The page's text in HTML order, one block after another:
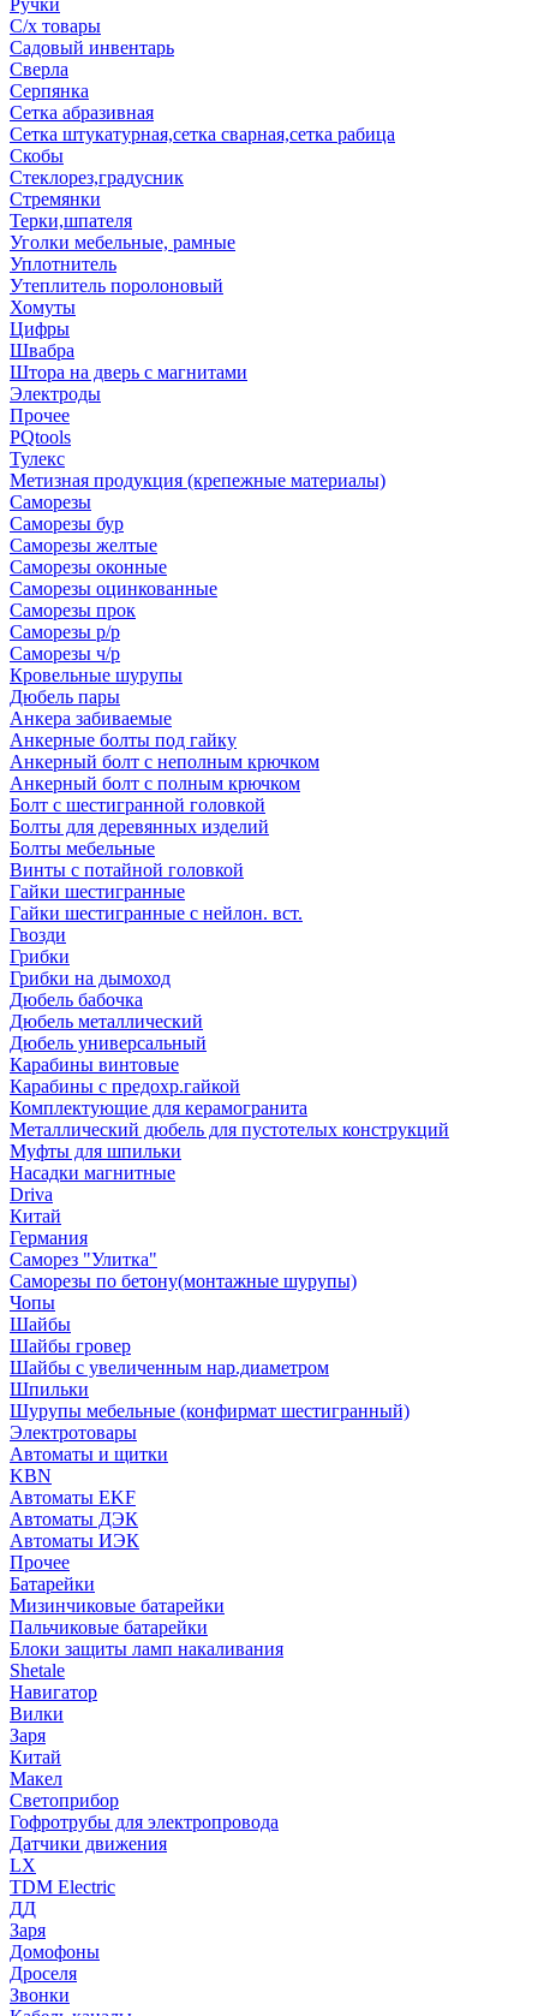
Ручки
С/х товары
Садовый инвентарь
Сверла
Серпянка
Сетка абразивная
Сетка штукатурная,сетка сварная,сетка рабица
Скобы
Стеклорез,градусник
Стремянки
Терки,шпателя
Уголки мебельные, рамные
Уплотнитель
Утеплитель поролоновый
Хомуты
Цифры
Швабра
Штора на дверь с магнитами
Электроды
Прочее
PQtools
Тулекс
Метизная продукция (крепежные материалы)
Саморезы
Саморезы бур
Саморезы желтые
Саморезы оконные
Саморезы оцинкованные
Саморезы прок
Саморезы р/р
Саморезы ч/р
Кровельные шурупы
Дюбель пары
Анкера забиваемые
Анкерные болты под гайку
Анкерный болт с неполным крючком
Анкерный болт с полным крючком
Болт с шестигранной головкой
Болты для деревянных изделий
Болты мебельные
Винты с потайной головкой
Гайки шестигранные
Гайки шестигранные с нейлон. вст.
Гвозди
Грибки
Грибки на дымоход
Дюбель бабочка
Дюбель металлический
Дюбель универсальный
Карабины винтовые
Карабины с предохр.гайкой
Комплектующие для керамогранита
Металлический дюбель для пустотелых конструкций
Муфты для шпильки
Насадки магнитные
Driva
Китай
Германия
Саморез "Улитка"
Саморезы по бетону(монтажные шурупы)
Чопы
Шайбы
Шайбы гровер
Шайбы с увеличенным нар.диаметром
Шпильки
Шурупы мебельные (конфирмат шестигранный)
Электротовары
Автоматы и щитки
KBN
Автоматы EKF
Автоматы ДЭК
Автоматы ИЭК
Прочее
Батарейки
Мизинчиковые батарейки
Пальчиковые батарейки
Блоки защиты ламп накаливания
Shetale
Навигатор
Вилки
Заря
Китай
Макел
Светоприбор
Гофротрубы для электропровода
Датчики движения
LX
TDM Electric
ДД
Заря
Домофоны
Дроселя
Звонки